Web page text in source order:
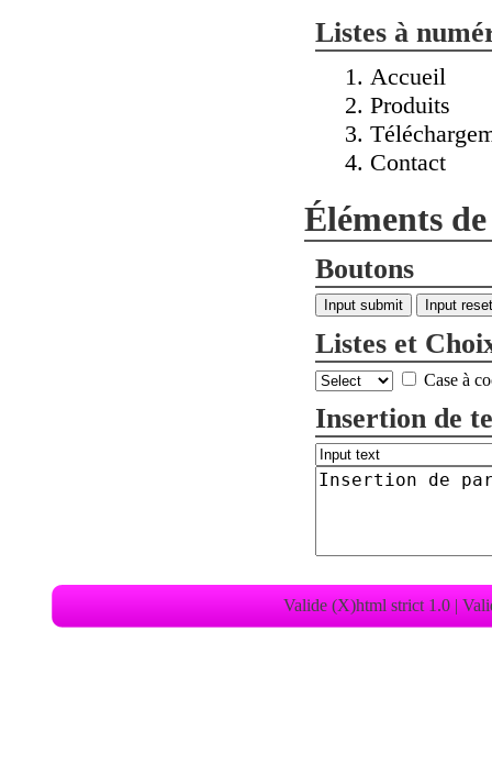
Listes à
Accueil
Produits
Contact
Éléments
Boutons
Listes et
Case à
Insertion de
Valide (X)html strict 1.0 |